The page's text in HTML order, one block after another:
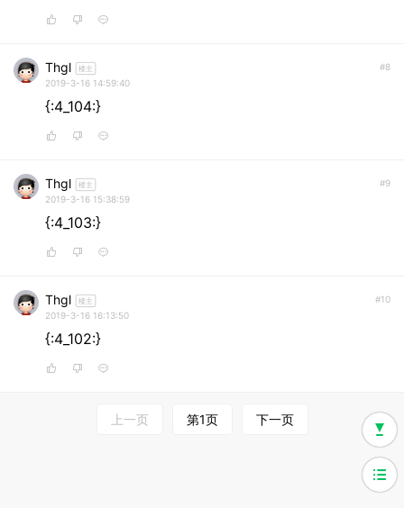
#8
Thgl 楼主
2019-3-16 14:59:40
{:4_104:}
#9
Thgl 楼主
2019-3-16 15:38:59
{:4_103:}
#10
Thgl 楼主
2019-3-16 16:13:50
{:4_102:}
上一页 第1页 下一页